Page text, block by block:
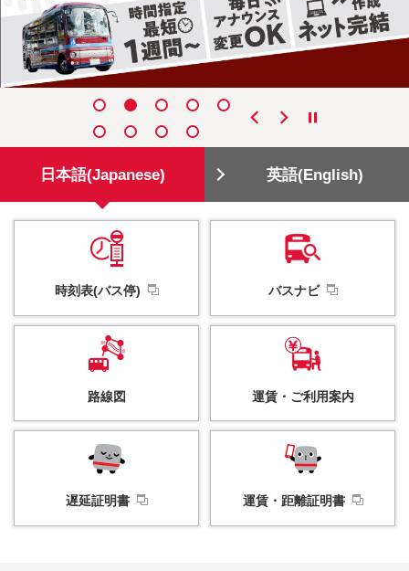
日本語(Japanese) 英語(English)
時刻表(バス停) バスナビ
路線図 運賃・ ご利用案内
遅延証明書 運賃・ 距離証明書